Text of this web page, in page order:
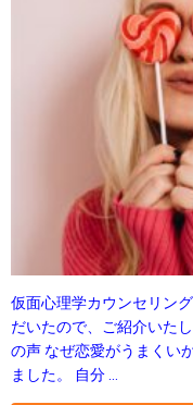
仮面心理学カウンセリン
だいたので、ご紹介いた
の声 なぜ恋愛がうまくい
ました。 自分 …